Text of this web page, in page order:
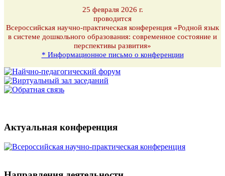
25 февраля 2026 г.
проводится
Всероссийская научно-практическая конференция «Родной язык
в системе дошкольного образования: современное состояние и
перспективы развития»
* Информационное письмо о конференции
Актуальная конференция